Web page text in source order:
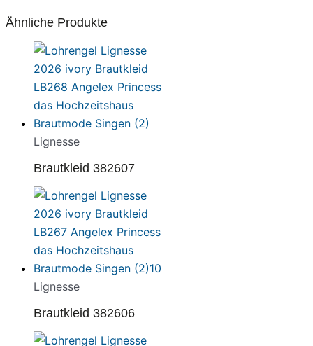
Ähnliche Produkte
Lignesse
Brautkleid 382607
Lignesse
Brautkleid 382606